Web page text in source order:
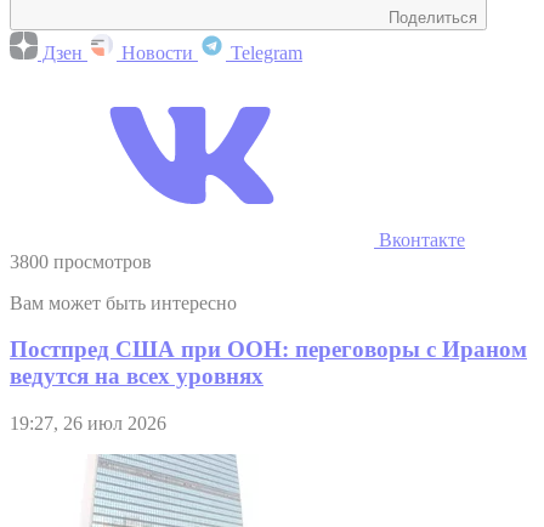
Поделиться
Дзен Новости Telegram
Вконтакте
3800 просмотров
Вам может быть интересно
Постпред США при ООН: переговоры с Ираном
ведутся на всех уровнях
19:27, 26 июл 2026